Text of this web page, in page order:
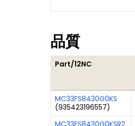
品質
Part/12NC
MC33FS8430G0KS
(935423196557)
MC33FS8430G0KSR2